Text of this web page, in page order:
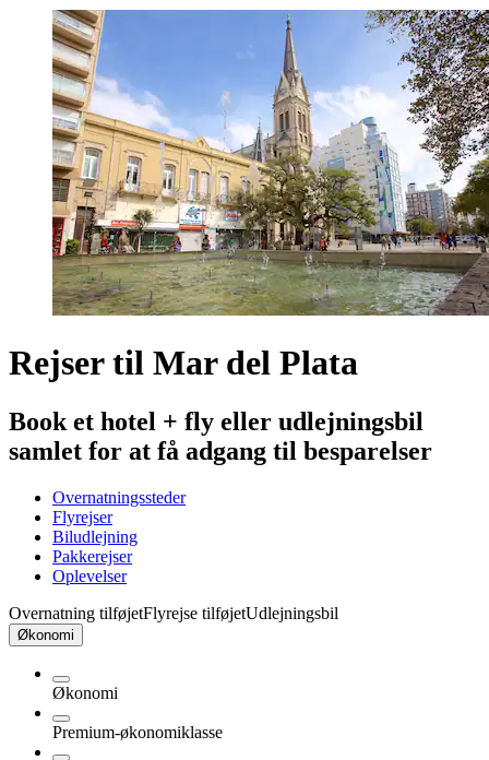
Rejser til Mar del Plata
Book et hotel + fly eller udlejningsbil
samlet for at få adgang til besparelser
Overnatningssteder
Flyrejser
Biludlejning
Pakkerejser
Oplevelser
Overnatning tilføjetFlyrejse tilføjetUdlejningsbil
Økonomi
Økonomi
Premium-økonomiklasse